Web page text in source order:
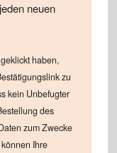
neuen
haben,
zu
kein Unbefugter
des
zum Zwecke
Ihre